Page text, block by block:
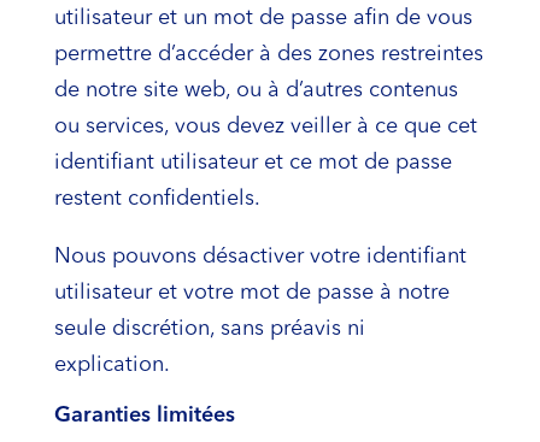
utilisateur et un mot de passe afin de vous
permettre d’accéder à des zones restreintes
de notre site web, ou à d’autres contenus
ou services, vous devez veiller à ce que cet
identifiant utilisateur et ce mot de passe
restent confidentiels.
Nous pouvons désactiver votre identifiant
utilisateur et votre mot de passe à notre
seule discrétion, sans préavis ni
explication.
Garanties limitées